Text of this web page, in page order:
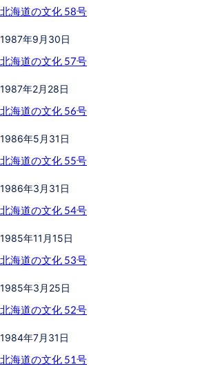
北海道の文化 58号
1987年9月30日
北海道の文化 57号
1987年2月28日
北海道の文化 56号
1986年5月31日
北海道の文化 55号
1986年3月31日
北海道の文化 54号
1985年11月15日
北海道の文化 53号
1985年3月25日
北海道の文化 52号
1984年7月31日
北海道の文化 51号